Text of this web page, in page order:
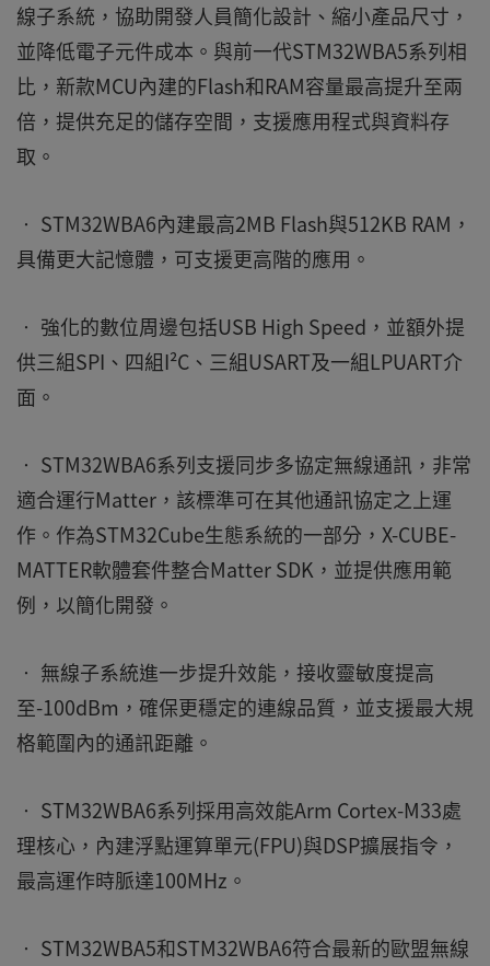
線子系統，協助開發人員簡化設計、縮小產品尺寸，
並降低電子元件成本。與前一代STM32WBA5系列相
比，新款MCU內建的Flash和RAM容量最高提升至兩
倍，提供充足的儲存空間，支援應用程式與資料存
取。
• STM32WBA6內建最高2MB Flash與512KB RAM，
具備更大記憶體，可支援更高階的應用。
• 強化的數位周邊包括USB High Speed，並額外提
供三組SPI、四組I²C、三組USART及一組LPUART介
面。
• STM32WBA6系列支援同步多協定無線通訊，非常
適合運行Matter，該標準可在其他通訊協定之上運
作。作為STM32Cube生態系統的一部分，X-CUBE-
MATTER軟體套件整合Matter SDK，並提供應用範
例，以簡化開發。
• 無線子系統進一步提升效能，接收靈敏度提高
至-100dBm，確保更穩定的連線品質，並支援最大規
格範圍內的通訊距離。
• STM32WBA6系列採用高效能Arm Cortex-M33處
理核心，內建浮點運算單元(FPU)與DSP擴展指令，
最高運作時脈達100MHz。
• STM32WBA5和STM32WBA6符合最新的歐盟無線